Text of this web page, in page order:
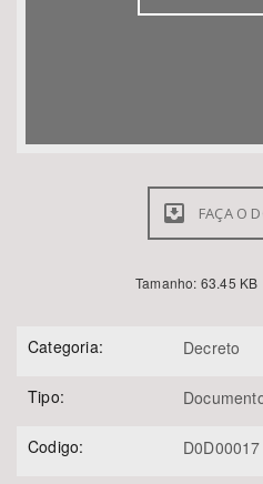
FAÇA O
Tamanho: 63.45
Categoria: Decreto
Tipo:
Codigo: D0D00017